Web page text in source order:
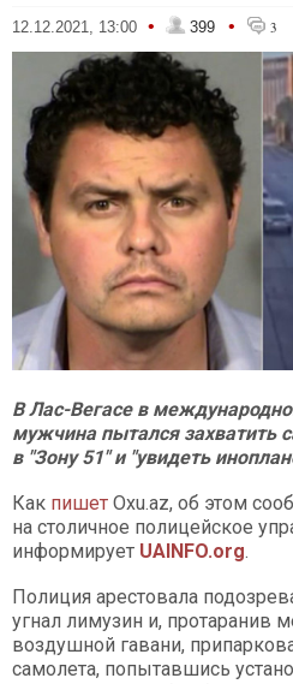
12.12.2021, 13:00 • 399 • 3
В Лас-Вегасе в
мужчина пытался захватить
в "Зону 51" и "увидеть
Как пишет Оxu.az, об этом
на столичное полицейское
информирует UAINFO.org.
Полиция арестовала
угнал лимузин и, протаранив
воздушной гавани,
самолета, попытавшись